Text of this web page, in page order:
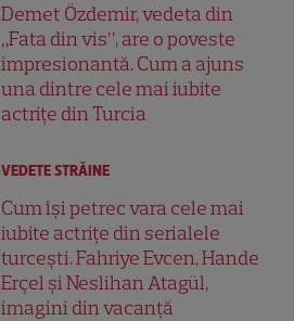
Demet Özdemir, vedeta din
„Fata din vis”, are o poveste
impresionantă. Cum a ajuns
una dintre cele mai iubite
actrițe din Turcia
VEDETE STRĂINE
Cum își petrec vara cele mai
iubite actrițe din serialele
turcești. Fahriye Evcen, Hande
Erçel și Neslihan Atagül,
imagini din vacanță